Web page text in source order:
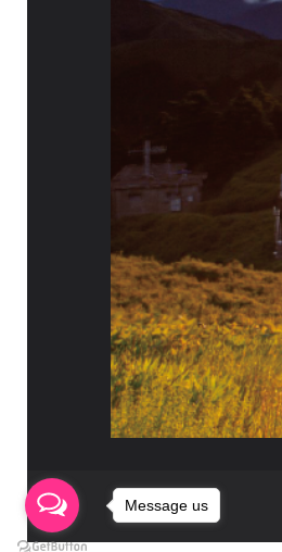
Message us